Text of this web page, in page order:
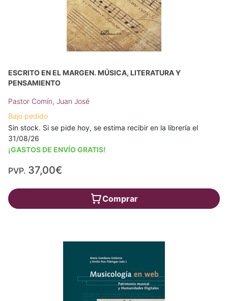
ESCRITO EN EL MARGEN. MÚSICA, LITERATURA Y
PENSAMIENTO
Pastor Comín, Juan José
Bajo pedido
Sin stock. Si se pide hoy, se estima recibir en la librería el
31/08/26
¡GASTOS DE ENVÍO GRATIS!
PVP. 37,00€
Comprar